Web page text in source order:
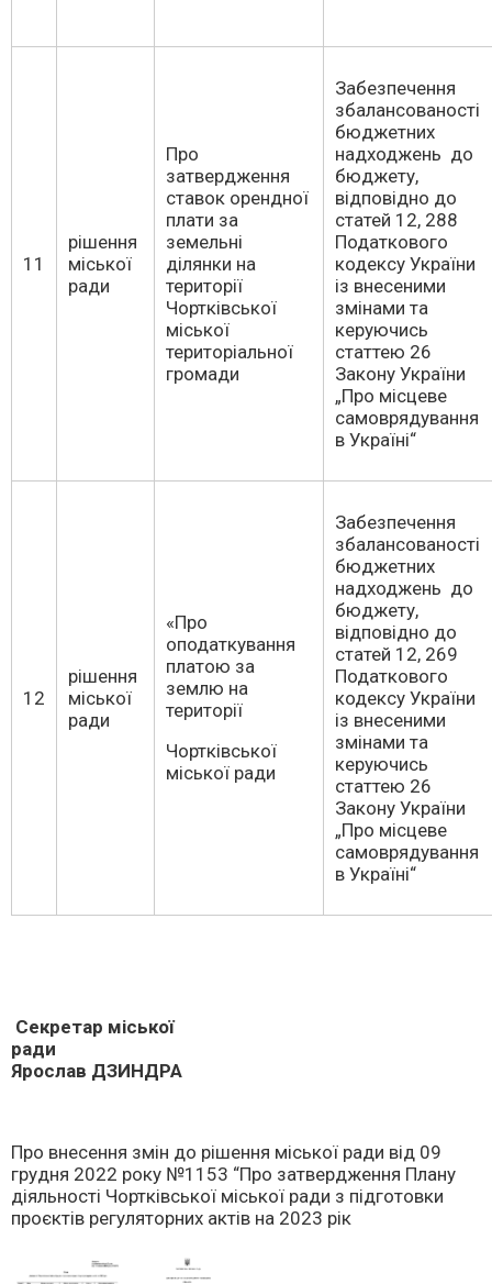
11
рішення
міської
ради
Про
затвердження
ставок орендної
плати за
земельні
ділянки на
території
Чортківської
міської
територіальної
громади
Забезпечення
збалансованості
бюджетних
надходжень до
бюджету,
відповідно до
статей 12, 288
Податкового
кодексу України
із внесеними
змінами та
керуючись
статтею 26
Закону України
„Про місцеве
самоврядування
в Україні“
12
рішення
міської
ради
«Про
оподаткування
платою за
землю на
території
Чортківської
міської ради
Забезпечення
збалансованості
бюджетних
надходжень до
бюджету,
відповідно до
статей 12, 269
Податкового
кодексу України
із внесеними
змінами та
керуючись
статтею 26
Закону України
„Про місцеве
самоврядування
в Україні“
Секретар міської
Ярослав ДЗИНДРА
Про внесення змін до рішення міської ради від 09
грудня 2022 року №1153 “Про затвердження Плану
діяльності Чортківської міської ради з підготовки
проєктів регуляторних актів на 2023 рік